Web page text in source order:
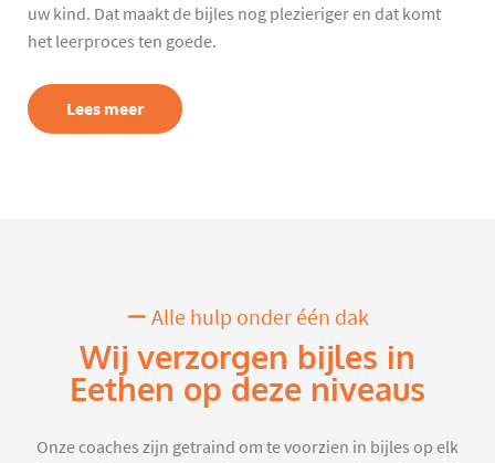
uw kind. Dat maakt de bijles nog plezieriger en dat komt
het leerproces ten goede.
Lees meer
Alle hulp onder één dak
Wij verzorgen bijles in
Eethen op deze niveaus
Onze coaches zijn getraind om te voorzien in bijles op elk